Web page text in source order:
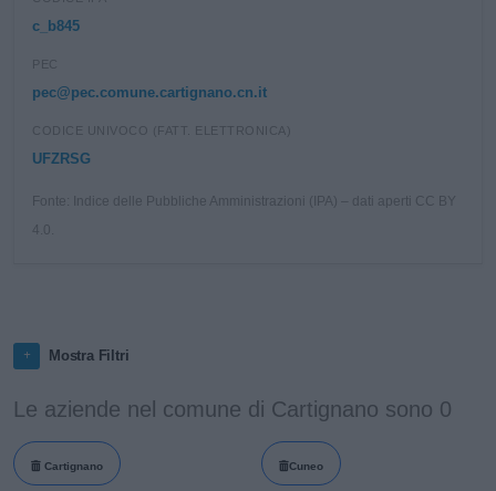
c_b845
PEC
pec@pec.comune.cartignano.cn.it
CODICE UNIVOCO (FATT. ELETTRONICA)
UFZRSG
Fonte: Indice delle Pubbliche Amministrazioni (IPA) – dati aperti CC BY
Mostra Filtri
Le aziende nel comune di Cartignano sono 0
Cartignano Cuneo